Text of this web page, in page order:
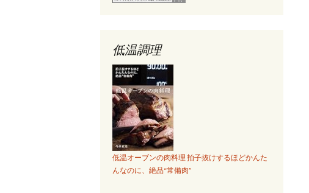
低温調理
低温オーブンの肉料理 拍子抜けするほどかんた
んなのに、絶品“常備肉”